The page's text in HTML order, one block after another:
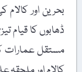
بحرین اور
ڈھابوں کا
مستقل عمارات